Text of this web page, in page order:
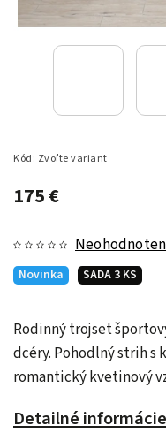
Kód: Zvoľte variant
175 €
Novinka SADA 3 KS
Rodinný trojset
dcéry. Pohodlný strih s
romantický kvetinový
Detailné informácie